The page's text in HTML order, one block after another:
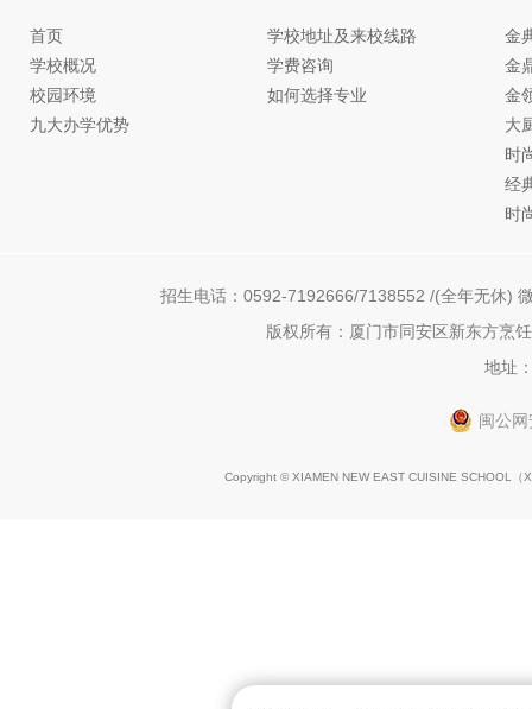
首页
学校概况
校园环境
九大办学优势
学校地址及来校线路
学费咨询
如何选择专业
金
金
金
大
时
经
时
招生电话：0592-7192666/7138552 /(全年无休)
版权所有：厦门市同安区新东方烹
地址
闽公
Copyright © XIAMEN NEW EAST CUISINE SCHOOL（